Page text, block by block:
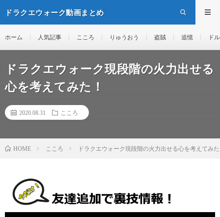
ドラクエウォーク動画まとめ
ホーム 人気記事 こころ りゅうおう 盗賊 追憶 ド
ドラクエウォーク現段階の火力出せる
心を考えてみた！
2020.08.31 こころ
HOME こころ ドラクエウォーク現段階の火力出せる心を考えてみ